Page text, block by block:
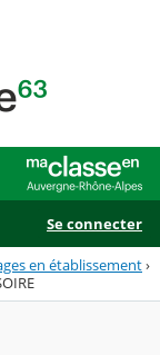
Se connecter
en établissement›